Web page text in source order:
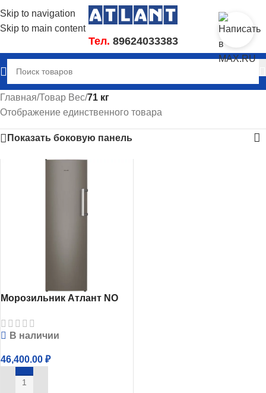
Skip to navigation
Skip to main content
Тел. 89624033383
Главная/Товар Вес/71 кг
Отображение единственного товара
Показать боковую панель
Морозильник Атлант NO
бронза
В наличии
46,400.00 ₽
В КОРЗИНУ